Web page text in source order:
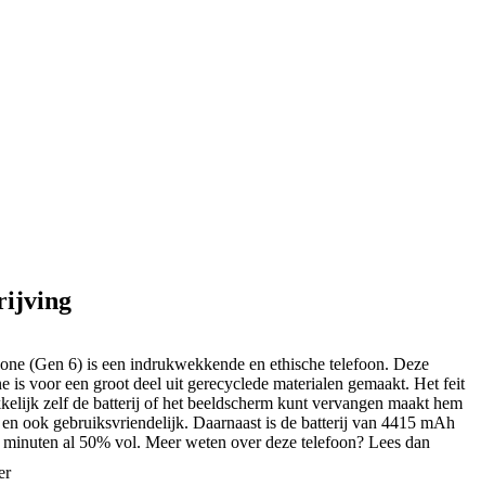
(Gen 6) is een indrukwekkende en ethische telefoon. Deze
is voor een groot deel uit gerecyclede materialen gemaakt. Het feit
zelf de batterij of het beeldscherm kunt vervangen maakt hem
ook gebruiksvriendelijk. Daarnaast is de batterij van 4415 mAh
al 50% vol. Meer weten over deze telefoon? Lees dan